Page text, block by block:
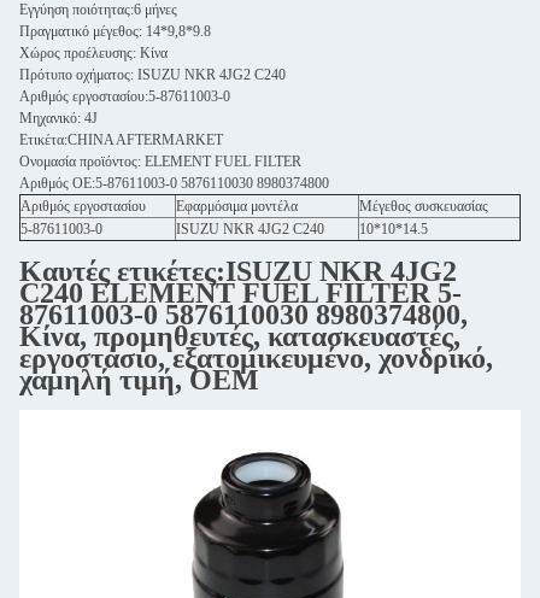
Εγγύηση ποιότητας:6 μήνες
Πραγματικό μέγεθος: 14*9,8*9.8
Χώρος προέλευσης: Κίνα
Πρότυπο οχήματος: ISUZU NKR 4JG2 C240
Αριθμός εργοστασίου:5-87611003-0
Μηχανικό: 4J
Ετικέτα:CHINA AFTERMARKET
Ονομασία προϊόντος: ELEMENT FUEL FILTER
Αριθμός ΟΕ:5-87611003-0 5876110030 8980374800
Αριθμός εργοστασίου
Εφαρμόσιμα μοντέλα
Μέγεθος συσκευασίας
5-87611003-0
ISUZU NKR 4JG2 C240 10*10*14.5
Καυτές ετικέτες:ISUZU NKR 4JG2
C240 ELEMENT FUEL FILTER 5-
87611003-0 5876110030 8980374800,
Κίνα, προμηθευτές, κατασκευαστές,
εργοστάσιο, εξατομικευμένο, χονδρικό,
χαμηλή τιμή, OEM